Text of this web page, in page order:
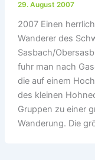
29. August 2007
2007 Einen
Wanderer des
Sasbach/
fuhr man nach
die auf einem
des kleinen
Gruppen zu einer
Wanderung. Die